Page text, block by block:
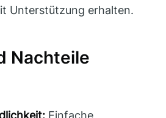
Unterstützung erhalten.
Nachteile
Einfache